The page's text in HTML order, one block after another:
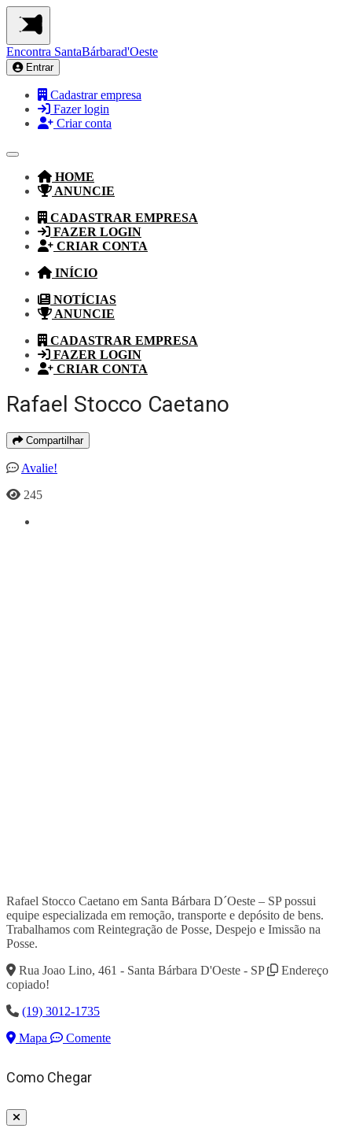
Encontra SantaBárbarad'Oeste
Entrar
Cadastrar empresa
Fazer login
Criar conta
HOME
ANUNCIE
CADASTRAR EMPRESA
FAZER LOGIN
CRIAR CONTA
INÍCIO
NOTÍCIAS
ANUNCIE
CADASTRAR EMPRESA
FAZER LOGIN
CRIAR CONTA
Rafael Stocco Caetano
Compartilhar
Avalie!
245
Rafael Stocco Caetano em Santa Bárbara D´Oeste – SP possui
equipe especializada em remoção, transporte e depósito de bens.
Trabalhamos com Reintegração de Posse, Despejo e Imissão na
Posse.
Rua Joao Lino, 461 - Santa Bárbara D'Oeste - SP
Endereço
copiado!
(19) 3012-1735
Mapa
Comente
Como Chegar